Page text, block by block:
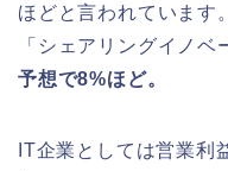
ほどと言われています。
「シェアリングイノベ
予想で8%ほど。
IT企業としては営業利